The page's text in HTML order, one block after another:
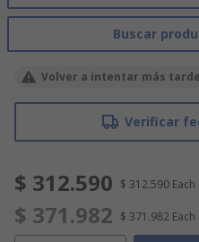
Buscar
Volver a intentar más tarde
Verificar
$ 312.590 $ 312.590 Each
$ 371.982 $ 371.982 Each